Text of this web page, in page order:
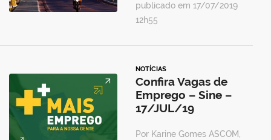
publicado em 17/07/2019
12h55
NOTÍCIAS
Confira Vagas de
Emprego – Sine –
17/JUL/19
Por Karine Gomes ASCOM,